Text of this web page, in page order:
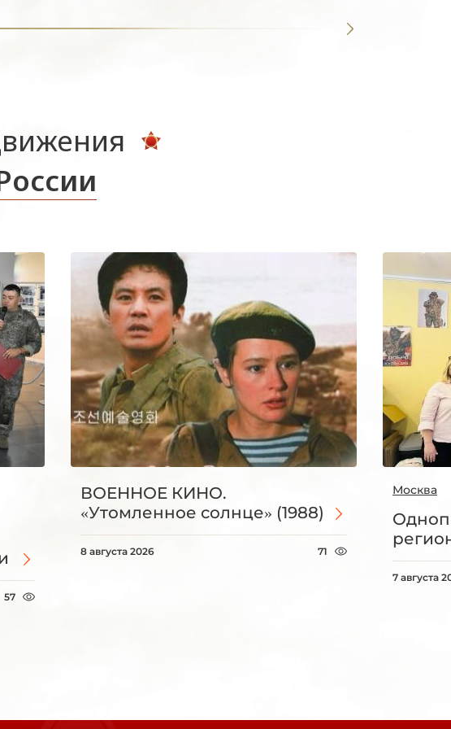
57
ВОЕННОЕ КИНО.
«Утомленное солнце» (1988)
8 августа 2026 71
Москва
7 августа